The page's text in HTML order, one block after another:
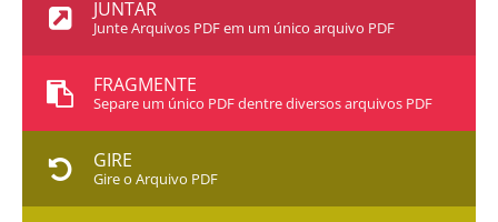
JUNTAR
Junte Arquivos PDF em um único arquivo PDF
FRAGMENTE
Separe um único PDF dentre diversos arquivos PDF
GIRE
Gire o Arquivo PDF